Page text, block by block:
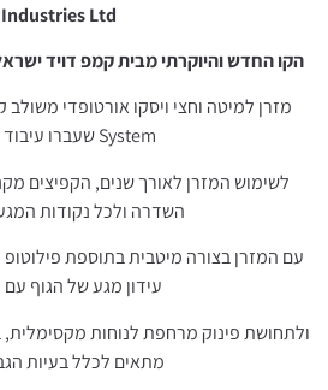
Industries Ltd
הקו החדש והיוקרתי מבית קמפ דויד
System שעברו עיבוד תרמי
לשימוש המזרן לאורך שנים, הקפיצים
השדרה ולכל נקודות
עם המזרן בצורה מיטבית בתוספת
עידון מגע של הגוף עם
ולתחושת פינוק מרחפת לנוחות מקסימלית,
מתאים לכלל בעיות